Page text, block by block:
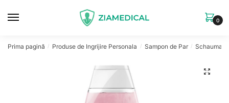
0
Prima pagină / Produse de Ingrijire Personala / Sampon de Par / Schauma
🔍